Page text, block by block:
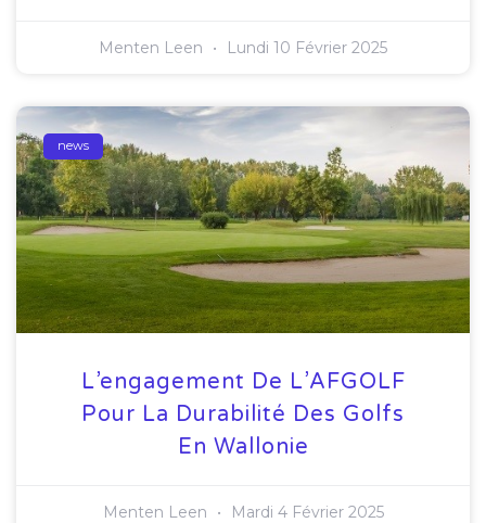
Menten Leen Lundi 10 Février 2025
news
L’engagement De L’AFGOLF
Pour La Durabilité Des Golfs
En Wallonie
Menten Leen Mardi 4 Février 2025